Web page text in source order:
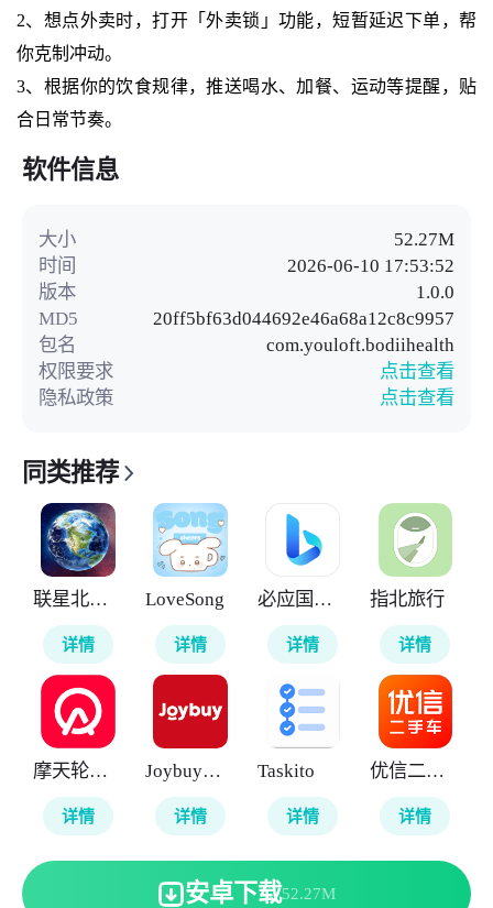
2、想点外卖时，打开「外卖锁」功能，短暂延迟下单，帮
你克制冲动。
3、根据你的饮食规律，推送喝水、加餐、运动等提醒，贴
合日常节奏。
软件信息
大小
52.27M
时间
2026-06-10 17:53:52
版本
1.0.0
MD5
20ff5bf63d044692e46a68a12c8c9957
包名
com.youloft.bodiihealth
权限要求
点击查看
隐私政策
点击查看
同类推荐
联星北斗街景地图
详情
LoveSong
详情
必应国际版
详情
指北旅行
详情
摩天轮票务
详情
Joybuy京东国际版
详情
Taskito
详情
优信二手车
详情
安卓下载52.27M